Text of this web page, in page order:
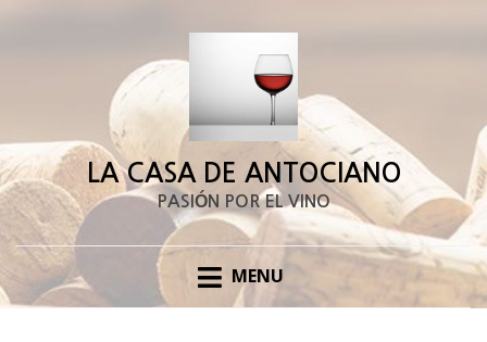
LA CASA DE ANTOCIANO
PASIÓN POR EL VINO
MENU